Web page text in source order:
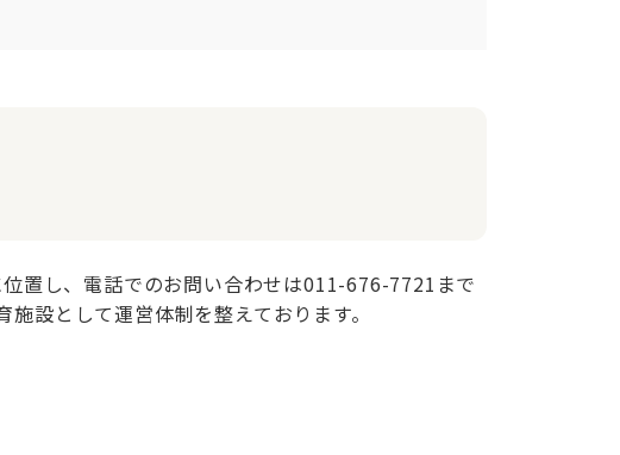
置し、電話でのお問い合わせは011-676-7721まで
設として運営体制を整えております。